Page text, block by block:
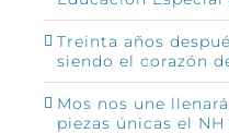
Treinta años
siendo el corazón
Mos nos une
piezas únicas el